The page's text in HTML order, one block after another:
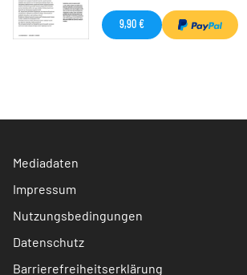
9,90 €
Mediadaten
Impressum
Nutzungsbedingungen
Datenschutz
Barrierefreiheitserklärung